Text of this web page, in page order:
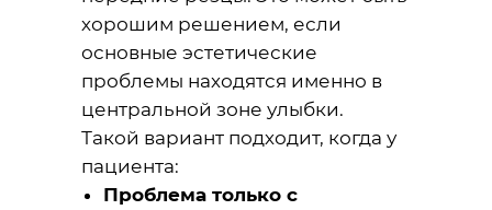
хорошим решением, если
основные эстетические
проблемы находятся именно в
центральной зоне улыбки.
Такой вариант подходит, когда у
пациента:
Проблема только с